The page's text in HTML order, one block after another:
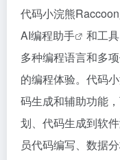
代码小浣熊
AI编程助手
和工
多种编程语言和多
的编程体验。代码
码生成和辅助功能
划、代码生成到软
员代码编写、数据